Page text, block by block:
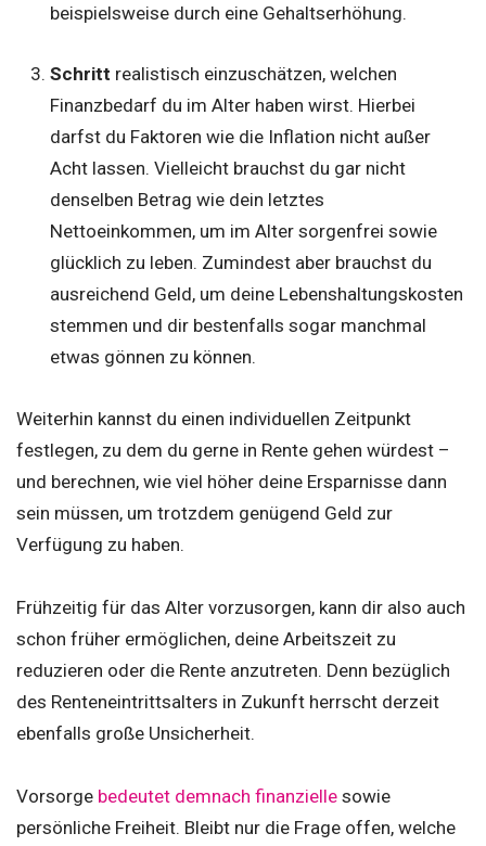
beispielsweise durch eine Gehaltserhöhung.
Schritt realistisch einzuschätzen, welchen
Finanzbedarf du im Alter haben wirst. Hierbei
darfst du Faktoren wie die Inflation nicht außer
Acht lassen. Vielleicht brauchst du gar nicht
denselben Betrag wie dein letztes
Nettoeinkommen, um im Alter sorgenfrei sowie
glücklich zu leben. Zumindest aber brauchst du
ausreichend Geld, um deine Lebenshaltungskosten
stemmen und dir bestenfalls sogar manchmal
etwas gönnen zu können.
Weiterhin kannst du einen individuellen Zeitpunkt
festlegen, zu dem du gerne in Rente gehen würdest –
und berechnen, wie viel höher deine Ersparnisse dann
sein müssen, um trotzdem genügend Geld zur
Verfügung zu haben.
Frühzeitig für das Alter vorzusorgen, kann dir also auch
schon früher ermöglichen, deine Arbeitszeit zu
reduzieren oder die Rente anzutreten. Denn bezüglich
des Renteneintrittsalters in Zukunft herrscht derzeit
ebenfalls große Unsicherheit.
Vorsorge bedeutet demnach finanzielle sowie
persönliche Freiheit. Bleibt nur die Frage offen, welche